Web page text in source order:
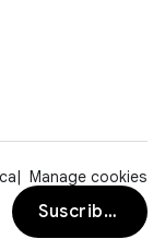
Manage cookies
Suscribirse